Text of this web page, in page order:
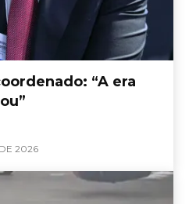
“A era
2026